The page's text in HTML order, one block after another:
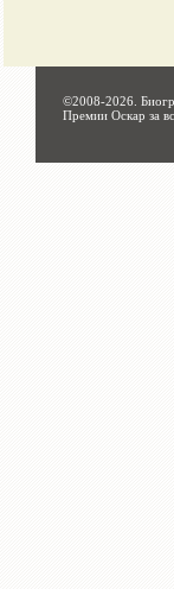
©2008-2026.
Премии Оскар за